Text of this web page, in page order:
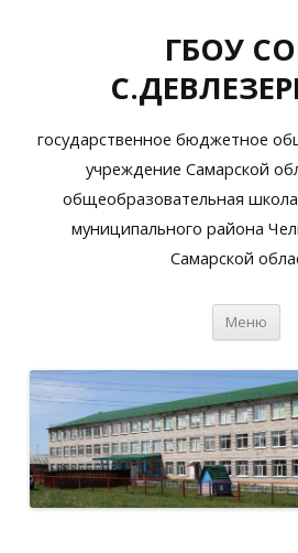
ГБОУ
государственное бюджетное
учреждение Самарской
общеобразовательная
муниципального района
Самарской
Меню